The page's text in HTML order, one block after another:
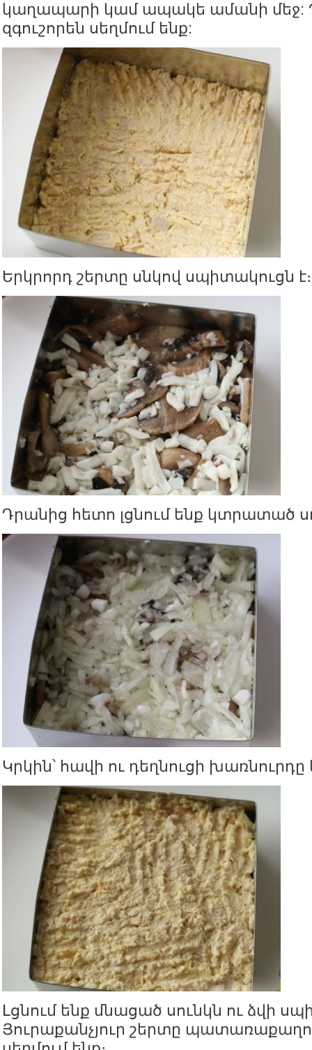
կաղապարի կամ ապակե ամանի
զգուշորեն սեղմում ենք:
Երկրորդ շերտը սնկով սպիտակուցն է։
Դրանից հետո լցնում ենք կտրատած
Կրկին՝ հավի ու դեղնուցի խառնուրդը
Լցնում ենք մնացած սունկն ու ձվի
Յուրաքանչյուր շերտը